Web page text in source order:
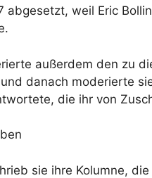
abgesetzt, weil Eric
außerdem den zu
danach moderierte
die ihr von
sie ihre Kolumne,